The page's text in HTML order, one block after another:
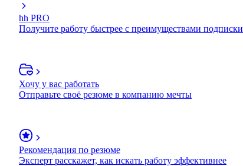
hh PRO
Получите работу быстрее с преимуществами подписки
Хочу у вас работать
Отправьте своё резюме в компанию мечты
Рекомендация по резюме
Эксперт расскажет, как искать работу эффективнее